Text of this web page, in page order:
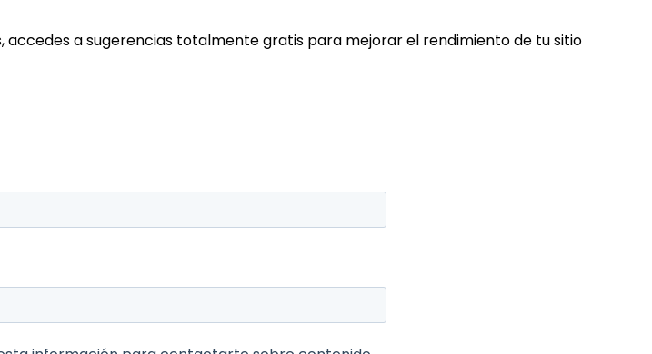
a sugerencias totalmente gratis para mejorar el rendimiento de tu sitio